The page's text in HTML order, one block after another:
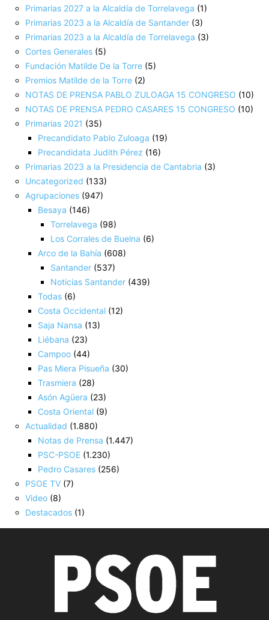
Primarias 2027 a la Alcaldía de Torrelavega (1)
Primarias 2023 a la Alcaldía de Santander (3)
Primarias 2023 a la Alcaldía de Torrelavega (3)
Cortes Generales (5)
Fundación Matilde De la Torre (5)
Premios Matilde de la Torre (2)
NOTAS DE PRENSA PABLO ZULOAGA 15 CONGRESO (10)
NOTAS DE PRENSA PEDRO CASARES 15 CONGRESO (10)
Primarias 2021 (35)
Precandidato Pablo Zuloaga (19)
Precandidata Judith Pérez (16)
Primarias 2023 a la Presidencia de Cantabria (3)
Uncategorized (133)
Agrupaciones (947)
Besaya (146)
Torrelavega (98)
Los Corrales de Buelna (6)
Arco de la Bahía (608)
Santander (537)
Noticias Santander (439)
Todas (6)
Costa Occidental (12)
Saja Nansa (13)
Liébana (23)
Campoo (44)
Pas Miera Pisueña (30)
Trasmiera (28)
Asón Agüera (23)
Costa Oriental (9)
Actualidad (1.880)
Notas de Prensa (1.447)
PSC-PSOE (1.230)
Pedro Casares (256)
PSOE TV (7)
Video (8)
Destacados (1)